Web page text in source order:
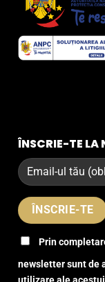
ÎNSCRIE-TE LA
Prin
newsletter sunt de